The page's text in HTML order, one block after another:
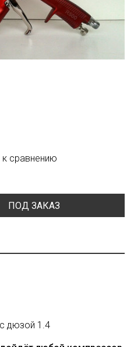
сравнению
ПОД ЗАКАЗ
дюзой 1.4